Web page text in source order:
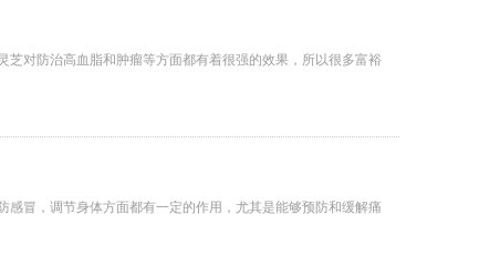
对防治高血脂和肿瘤等方面都有着很强的效果，所以很多富裕
冒，调节身体方面都有一定的作用，尤其是能够预防和缓解痛